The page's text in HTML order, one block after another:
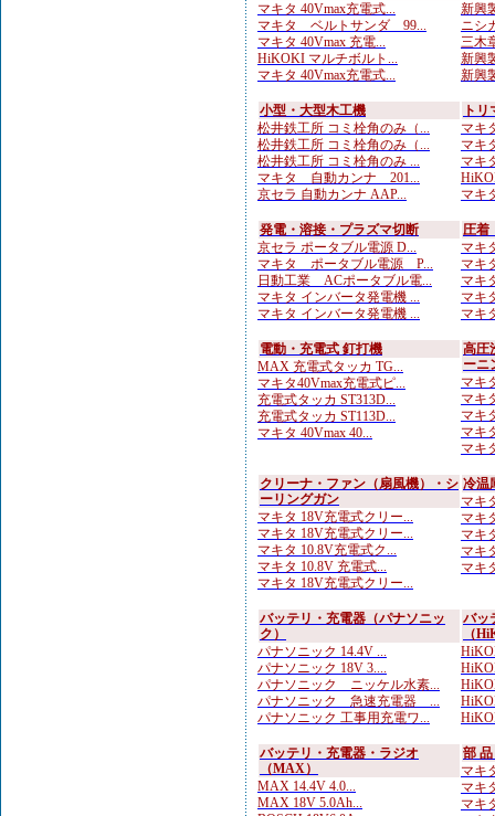
マキタ 40Vmax充電式...
マキタ ベルトサンダ 99...
マキタ 40Vmax 充電...
HiKOKI マルチボルト...
マキタ 40Vmax充電式...
新興
ニシ
三木
新興
新興
小型・大型木工機
松井鉄工所 コミ栓角のみ（...
松井鉄工所 コミ栓角のみ（...
松井鉄工所 コミ栓角のみ ...
マキタ 自動カンナ 201...
京セラ 自動カンナ AAP...
ト
マキ
マキ
マキ
マキ
発電・溶接・プラズマ切断
京セラ ポータブル電源 D...
マキタ ポータブル電源 P...
日動工業 ACポータブル電...
マキタ インバータ発電機 ...
マキタ インバータ発電機 ...
圧着
マキ
マキ
マキ
マキ
マキ
電動・充電式 釘打機
MAX 充電式タッカ TG...
マキタ40Vmax充電式ピ...
充電式タッカ ST313D...
充電式タッカ ST113D...
マキタ 40Vmax 40...
高圧
ーニ
マキ
マキ
マキ
マキ
マキ
クリーナ・ファン（扇風機）・シ
ーリングガン
マキタ 18V充電式クリー...
マキタ 18V充電式クリー...
マキタ 10.8V充電式ク...
マキタ 10.8V 充電式...
マキタ 18V充電式クリー...
冷温
マキ
マキ
マキ
マキ
マキ
バッテリ・充電器（パナソニッ
ク）
パナソニック 14.4V ...
パナソニック 18V 3....
パナソニック ニッケル水素...
パナソニック 急速充電器 ...
パナソニック 工事用充電ワ...
バッ
（
バッテリ・充電器・ラジオ
（MAX）
MAX 14.4V 4.0...
MAX 18V 5.0Ah...
部
マキ
マキ
マキ